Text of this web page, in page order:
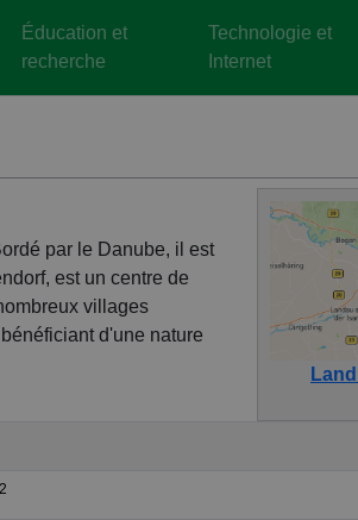
Éducation et
recherche
Technologie et
Internet
par le Danube, il est
est un centre de
villages
d'une nature
2